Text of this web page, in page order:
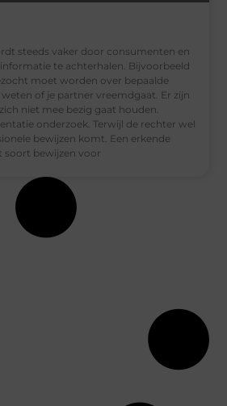
steeds vaker door consumenten en
te achterhalen. Bijvoorbeeld
moet worden over bepaalde
weten of je partner vreemdgaat. Er zijn
niet mee bezig gaat houden.
onderzoek. Terwijl de rechter wel
bewijzen komt. Een erkende
soort bewijzen voor